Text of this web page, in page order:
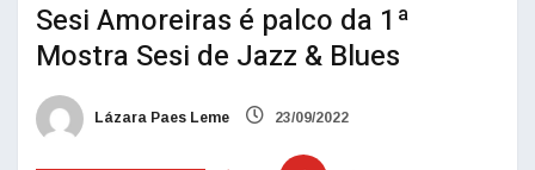
Sesi Amoreiras é palco da 1ª
Mostra Sesi de Jazz & Blues
Lázara Paes Leme 23/09/2022